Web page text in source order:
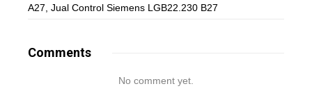
A27 Jual Control Siemens LGB22.230 B27
Comments
No comment yet.